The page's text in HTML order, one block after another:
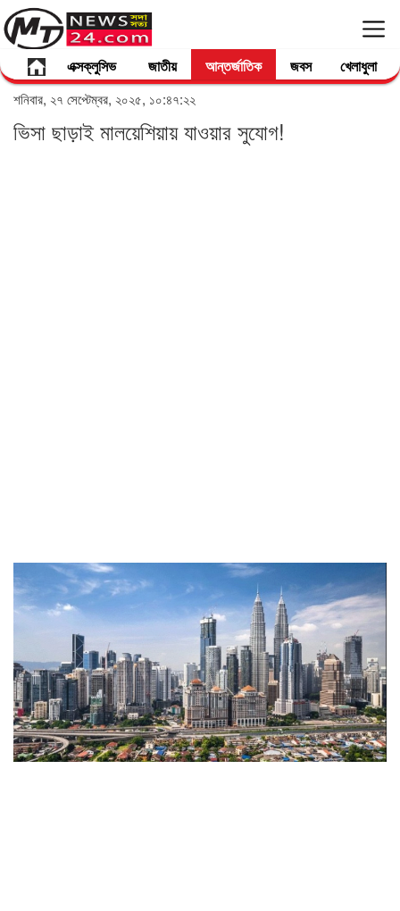
এক্সক্লুসিভ জাতীয় আন্তর্জাতিক জবস খেলাধুলা
শনিবার, ২৭ সেপ্টেম্বর, ২০২৫, ১০:৪৭:২২
ভিসা ছাড়াই মালয়েশিয়ায় যাওয়ার সুযোগ!